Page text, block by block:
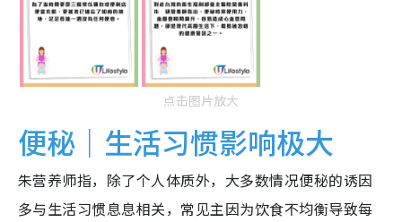
点击图片放大
便秘｜生活习惯影响极大
朱营养师指，除了个人体质外，大多数情况便秘的诱因
多与生活习惯息息相关，常见主因为饮食不均衡导致每